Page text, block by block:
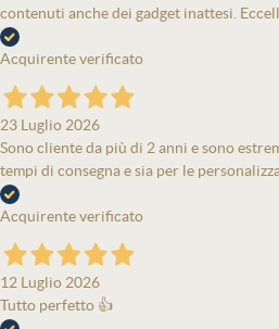
contenuti anche dei gadget inattesi.
Acquirente verificato
23 Luglio 2026
Sono cliente da più di 2 anni e sono
tempi di consegna e sia per le
Acquirente verificato
12 Luglio 2026
Tutto perfetto 👍